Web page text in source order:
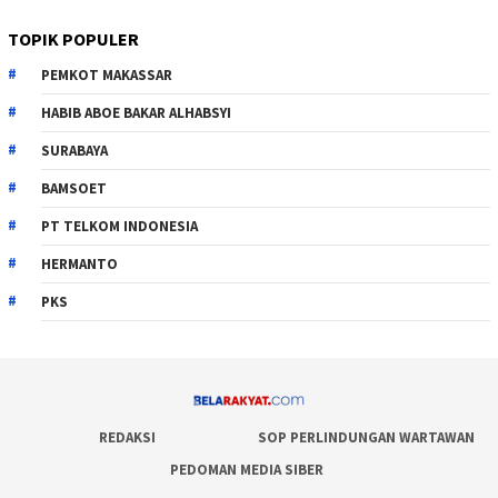
TOPIK POPULER
PEMKOT MAKASSAR
HABIB ABOE BAKAR ALHABSYI
SURABAYA
BAMSOET
PT TELKOM INDONESIA
HERMANTO
PKS
REDAKSI
SOP PERLINDUNGAN WARTAWAN
PEDOMAN MEDIA SIBER